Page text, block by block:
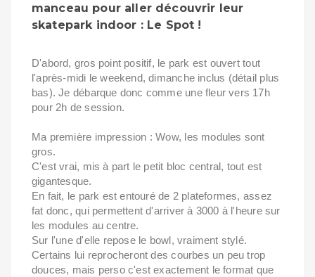
manceau pour aller découvrir leur
skatepark indoor : Le Spot !
D'abord, gros point positif, le park est ouvert tout
l'après-midi le weekend, dimanche inclus (détail plus
bas). Je débarque donc comme une fleur vers 17h
pour 2h de session.
Ma première impression : Wow, les modules sont
gros.
C'est vrai, mis à part le petit bloc central, tout est
gigantesque.
En fait, le park est entouré de 2 plateformes, assez
fat donc, qui permettent d'arriver à 3000 à l'heure sur
les modules au centre.
Sur l'une d'elle repose le bowl, vraiment stylé.
Certains lui reprocheront des courbes un peu trop
douces, mais perso c'est exactement le format que